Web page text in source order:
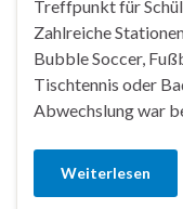
Treffpunkt für
Zahlreiche
Bubble Soccer,
Tischtennis oder
Abwechslung war
Weiterlesen